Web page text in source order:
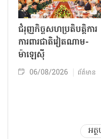
ជំរុញកិច្ចសហប្រតិបត្តិការ
ការពារជាតិវៀតណាម-
ម៉ាឡេស៊ី
06/08/2026 ព័ត៌មាន
អត្